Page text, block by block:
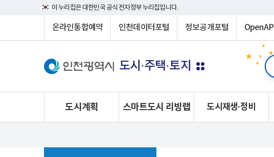
이 누리집은 대한민국 공식 전자정부 누리집입니다.
온라인통합예약 인천데이터포털 정보공개포털 OpenAPI
도시·주택·토지
도시계획 스마트도시 리빙랩 도시재생·정비